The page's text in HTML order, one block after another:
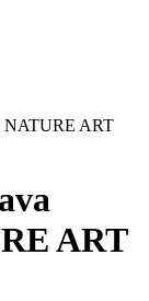
NATURE ART
ART